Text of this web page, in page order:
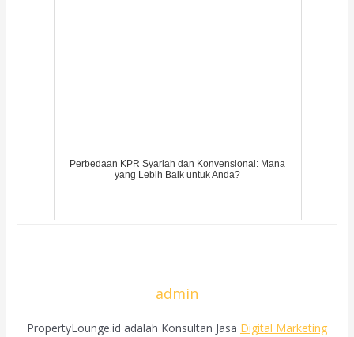
Perbedaan KPR Syariah dan Konvensional: Mana
yang Lebih Baik untuk Anda?
admin
PropertyLounge.id adalah Konsultan Jasa Digital Marketing